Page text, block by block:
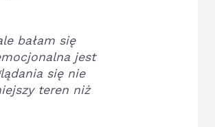
bałam się
jest
się nie
teren niż